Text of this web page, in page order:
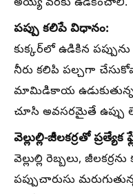
అయ్యే వరకు ఉడికించాలి.
పప్పు కలిపే విధానం:
కుక్కర్‌లో ఉడికిన
నీరు కలిపి పల్చగా
మామిడికాయ
చూసి అవసరమైతే ఉప్పు
వెల్లుల్లి-జీలకర్రతో ప్రత్యేక
వెల్లుల్లి రెబ్బలు,
పప్పుచారుసు